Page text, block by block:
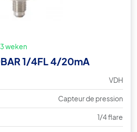
3 weken
1/4FL 4/20mA
VDH
Capteur de pression
1/4 flare